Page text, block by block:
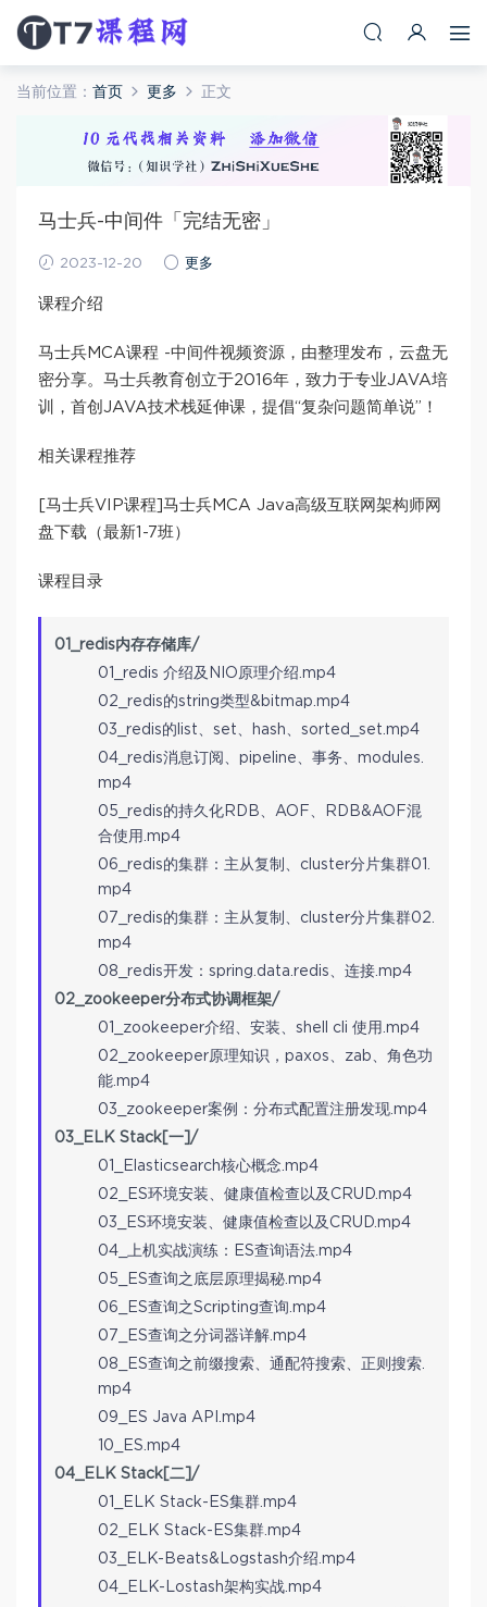
当前位置： 首页 更多 正文
马士兵-中间件「完结无密」
2023-12-20 更多
课程介绍
马士兵MCA课程 -中间件视频资源，由整理发布，云盘无
密分享。马士兵教育创立于2016年，致力于专业JAVA培
训，首创JAVA技术栈延伸课，提倡“复杂问题简单说”！
相关课程推荐
[马士兵VIP课程]马士兵MCA Java高级互联网架构师网
盘下载（最新1-7班）
课程目录
01_redis内存存储库/
01_redis 介绍及NIO原理介绍.mp4
02_redis的string类型&bitmap.mp4
03_redis的list、set、hash、sorted_set.mp4
04_redis消息订阅、pipeline、事务、modules.
mp4
05_redis的持久化RDB、AOF、RDB&AOF混
合使用.mp4
06_redis的集群：主从复制、cluster分片集群01.
mp4
07_redis的集群：主从复制、cluster分片集群02.
mp4
08_redis开发：spring.data.redis、连接.mp4
02_zookeeper分布式协调框架/
01_zookeeper介绍、安装、shell cli 使用.mp4
02_zookeeper原理知识，paxos、zab、角色功
能.mp4
03_zookeeper案例：分布式配置注册发现.mp4
03_ELK Stack[一]/
01_Elasticsearch核心概念.mp4
02_ES环境安装、健康值检查以及CRUD.mp4
03_ES环境安装、健康值检查以及CRUD.mp4
04_上机实战演练：ES查询语法.mp4
05_ES查询之底层原理揭秘.mp4
06_ES查询之Scripting查询.mp4
07_ES查询之分词器详解.mp4
08_ES查询之前缀搜索、通配符搜索、正则搜索.
mp4
09_ES Java API.mp4
10_ES.mp4
04_ELK Stack[二]/
01_ELK Stack-ES集群.mp4
02_ELK Stack-ES集群.mp4
03_ELK-Beats&Logstash介绍.mp4
04_ELK-Lostash架构实战.mp4